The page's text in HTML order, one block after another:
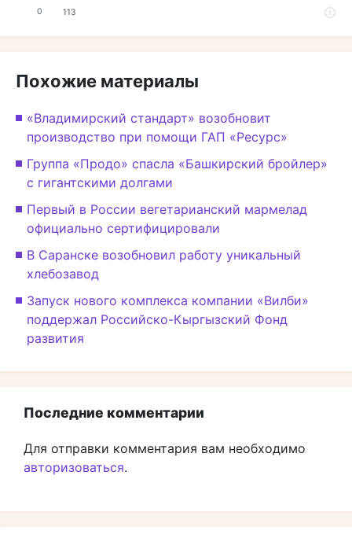
0 113
Похожие материалы
«Владимирский стандарт» возобновит
производство при помощи ГАП «Ресурс»
Группа «Продо» спасла «Башкирский бройлер»
с гигантскими долгами
Первый в России вегетарианский мармелад
официально сертифицировали
В Саранске возобновил работу уникальный
хлебозавод
Запуск нового комплекса компании «Вилби»
поддержал Российско-Кыргызский Фонд
развития
Последние комментарии
Для отправки комментария вам необходимо
авторизоваться.